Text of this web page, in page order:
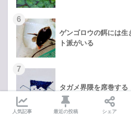
ゲンゴロウの餌には生
ト派がいる
タガメ界隈を席巻す
人気記事 最近の投稿 シェア